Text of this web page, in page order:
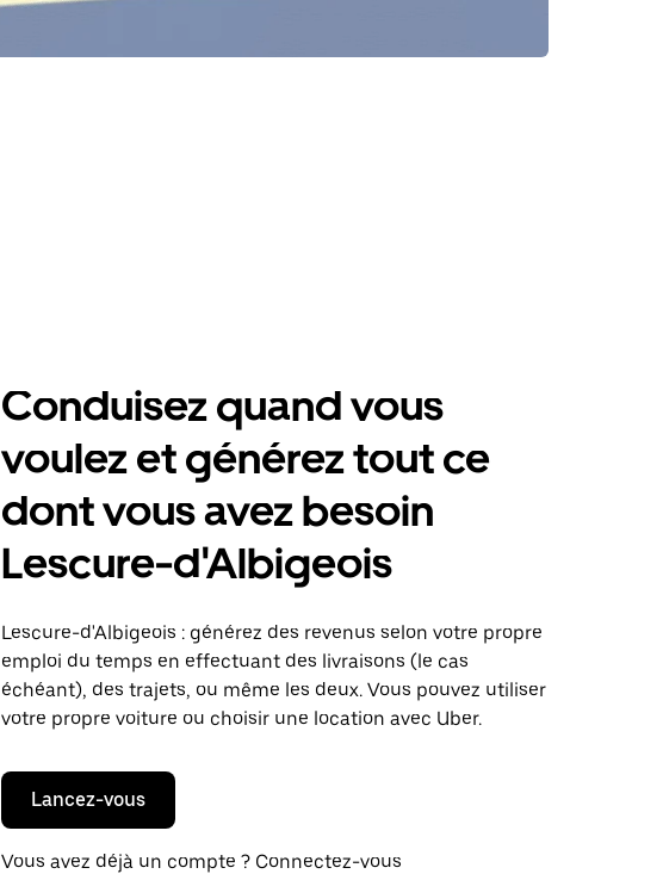
Conduisez quand vous
voulez et générez tout ce
dont vous avez besoin
Lescure-d'Albigeois
Lescure-d'Albigeois : générez des revenus selon votre propre
emploi du temps en effectuant des livraisons (le cas
échéant), des trajets, ou même les deux. Vous pouvez utiliser
votre propre voiture ou choisir une location avec Uber.
Lancez-vous
Vous avez déjà un compte ? Connectez-vous